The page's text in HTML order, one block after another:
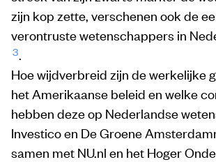
zijn kop zette, verschenen ook de
verontruste wetenschappers in
3.
Hoe wijdverbreid zijn de werkelijke
het Amerikaanse beleid en welke
hebben deze op Nederlandse
Investico en De Groene
samen met NU.nl en het Hoger